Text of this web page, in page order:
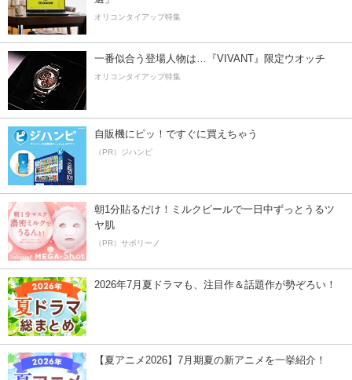
オリコンタイアップ特集
一番似合う登場人物は…『VIVANT』限定ウオッチ
オリコンタイアップ特集
自販機にピッ！ですぐに買えちゃう
（PR）ジハンピ
朝1分貼るだけ！ミルクピールで一日中ずっとうるツ
ヤ肌
（PR）サボリーノ
2026年7月夏ドラマも、注目作＆話題作が勢ぞろい！
【夏アニメ2026】7月期夏の新アニメを一挙紹介！